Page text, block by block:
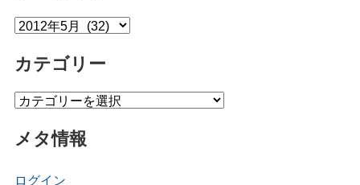
ア
カ
ブ
カテゴリー
カ
ゴ
ー
メタ情報
ログイン